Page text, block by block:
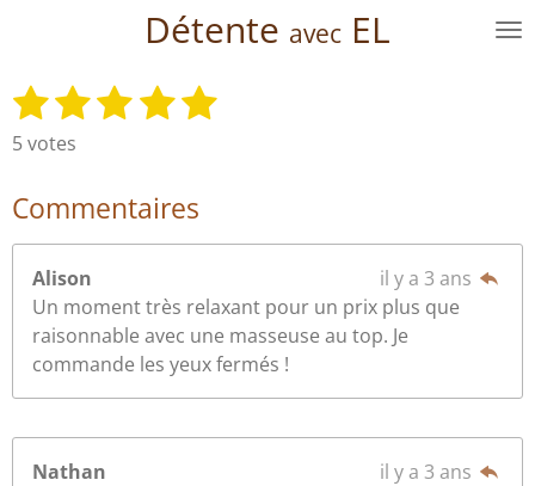
contenu
principal
Détente avec EL
É
v
a
u
a
.
1
é
o
i
2
é
o
i
l
e
s
3
o
i
l
e
s
4
o
i
l
e
s
5
o
i
l
e
s
E
r
'
é
v
u
5 votes
Commentaires
Alison
il y a 3 ans
Un moment très relaxant pour un prix plus que
raisonnable avec une masseuse au top. Je
commande les yeux fermés !
Nathan
il y a 3 ans